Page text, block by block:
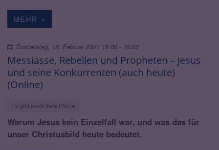
MEHR +
Messiasse, Rebellen und Propheten – Jesus
und seine Konkurrenten (auch heute)
(Online)
Es gibt noch freie Plätze
Donnerstag, 18. Februar 2027 16:00 - 18:00
Warum Jesus kein Einzelfall war, und was das für
unser Christusbild heute bedeutet.